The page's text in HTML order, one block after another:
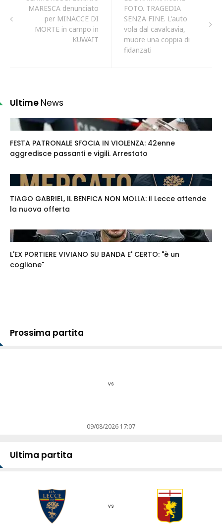
MARESCA denunciato
per MINACCE DI
MORTE in campo in
KUWAIT
FOTO. TRAGEDIA
SENZA FINE. L'auto
vola dal cavalcavia,
muore una coppia di
fidanzati
Ultime News
FESTA PATRONALE SFOCIA IN VIOLENZA: 42enne
aggredisce passanti e vigili. Arrestato
TIAGO GABRIEL, IL BENFICA NON MOLLA: il Lecce attende
la nuova offerta
L'EX PORTIERE VIVIANO SU BANDA E' CERTO: "è un
coglione"
Prossima partita
vs
09/08/2026 17:07
Ultima partita
vs